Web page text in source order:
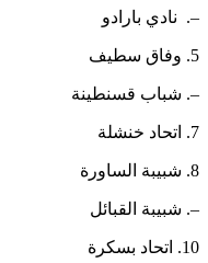
–. نادي بارادو 26 15
5. وفاق سطيف 24 15
–. شباب قسنطينة 24 15
7. اتحاد خنشلة 23 15
8. شبيبة الساورة 22 15
–. شبيبة القبائل 22 15
10. اتحاد بسكرة 21 15